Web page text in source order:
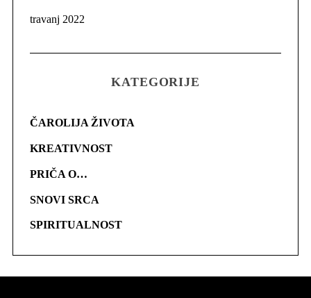
travanj 2022
KATEGORIJE
ČAROLIJA ŽIVOTA
KREATIVNOST
PRIČA O…
SNOVI SRCA
SPIRITUALNOST